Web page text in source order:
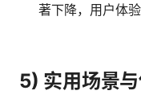
著下降，用户体
5) 实用场景